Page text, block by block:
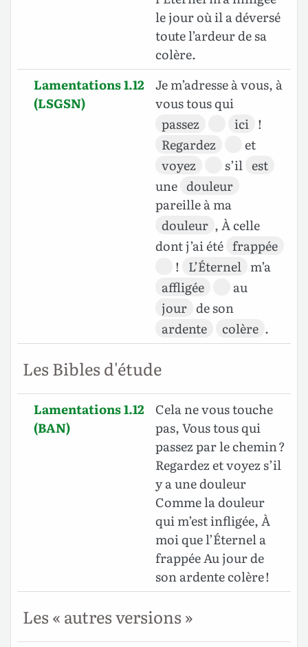
le jour où il a déversé
toute l’ardeur de sa
colère.
Lamentations 1.12
(LSGSN)
Je m’adresse à vous, à
vous tous qui
passez
ici !
Regardez
et
voyez
s’il est
une douleur
pareille à ma
douleur , À celle
dont j’ai été frappée
! L’Éternel m’a
affligée
au
jour de son
ardente
colère .
Les Bibles d'étude
Lamentations 1.12
(BAN)
Cela ne vous touche
pas, Vous tous qui
passez par le chemin ?
Regardez et voyez s’il
y a une douleur
Comme la douleur
qui m’est infligée, À
moi que l’Éternel a
frappée Au jour de
son ardente colère !
Les « autres versions »